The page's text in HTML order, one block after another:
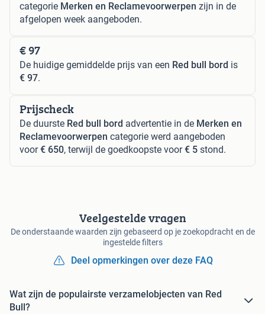
categorie Merken en Reclamevoorwerpen zijn in de
afgelopen week aangeboden.
€ 97
De huidige gemiddelde prijs van een Red bull bord is
€ 97.
Prijscheck
De duurste Red bull bord advertentie in de Merken en
Reclamevoorwerpen categorie werd aangeboden
voor€ 650, terwijl de goedkoopste voor€ 5 stond.
Veelgestelde vragen
De onderstaande waarden zijn gebaseerd op je zoekopdracht en de
ingestelde filters
Deel opmerkingen over deze FAQ
Wat zijn de populairste verzamelobjecten van Red
Bull?